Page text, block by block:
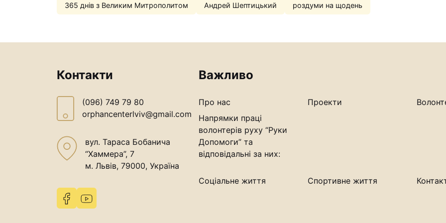
365 днів з Великим Митрополитом Андрей Шептицький роздуми на щодень
Контакти
(096) 749 79 80
orphancenterlviv@gmail.com
вул. Тараса Бобанича
“Хаммера”, 7
м. Львів, 79000, Україна
Важливо
Про нас
Напрямки праці
волонтерів руху “Руки
Допомоги” та
відповідальні за них:
Проекти
Соціальне життя Спортивне життя